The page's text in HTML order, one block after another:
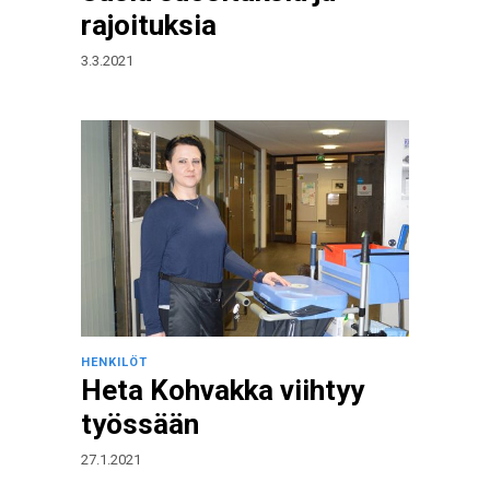
rajoituksia
3.3.2021
HENKILÖT
Heta Kohvakka viihtyy
työssään
27.1.2021